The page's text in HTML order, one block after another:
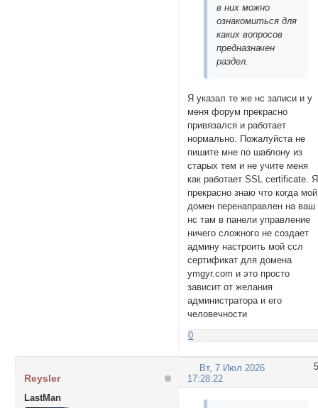
в них можно
ознакомиться для
каких вопросов
предназначен
раздел.
Я указал те же нс записи и у
меня форум прекрасно
привязался и работает
нормально. Пожалуйста не
пишите мне по шаблону из
старых тем и не учите меня
как работает SSL certificate. Я
прекрасно знаю что когда мой
домен перенаправлен на ваш
нс там в панели управление
ничего сложного не создает
админу настроить мой ссл
сертификат для домена
ymgyr.com и это просто
зависит от желания
администратора и его
человечности
0
5
Вт, 7 Июл 2026
17:28:22
Reysler
LastMan